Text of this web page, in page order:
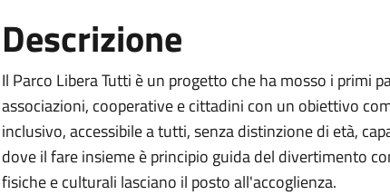
Descrizione
Il Parco Libera Tutti è un progetto che ha mosso i primi
associazioni, cooperative e cittadini con un obiettivo
inclusivo, accessibile a tutti, senza distinzione di età,
dove il fare insieme è principio guida del divertimento
fisiche e culturali lasciano il posto all'accoglienza.